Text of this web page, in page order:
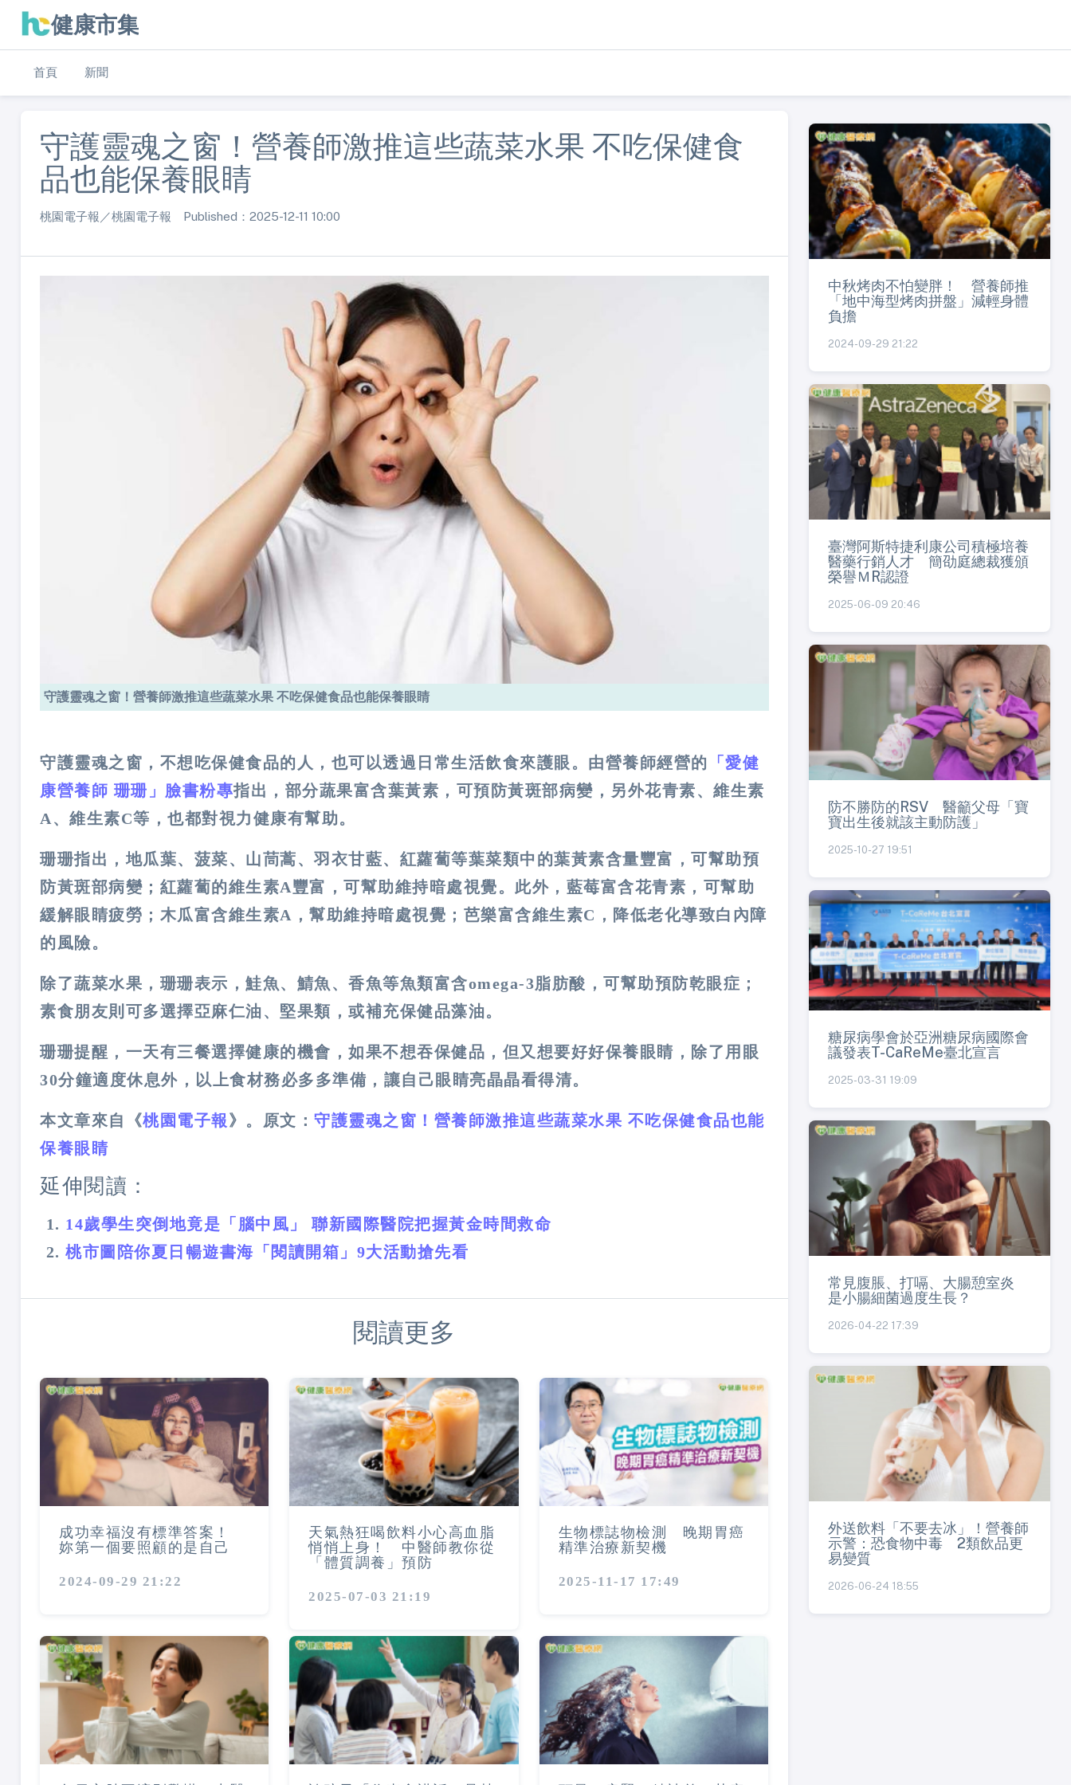
健康市集
首頁 新聞
守護靈魂之窗！營養師激推這些蔬菜水果 不吃保健食
品也能保養眼睛
桃園電子報／桃園電子報 Published：2025-12-11 10:00
守護靈魂之窗！營養師激推這些蔬菜水果 不吃保健食品也能保養眼睛
守護靈魂之窗，不想吃保健食品的人，也可以透過日常生活飲食來護眼。由營養師經營的
「愛健
康營養師 珊珊」臉書粉專指出，部分蔬果富含葉黃素，可預防黃斑部病變，另外花青素、維生素
A、維生素C等，也都對視力健康有幫助。
珊珊指出，地瓜葉、菠菜、山茼蒿、羽衣甘藍、紅蘿蔔等葉菜類中的葉黃素含量豐富，可幫助預
防黃斑部病變；紅蘿蔔的維生素A豐富，可幫助維持暗處視覺。此外，藍莓富含花青素，可幫助
緩解眼睛疲勞；木瓜富含維生素A，幫助維持暗處視覺；芭樂富含維生素C，降低老化導致白內障
的風險。
除了蔬菜水果，珊珊表示，鮭魚、鯖魚、香魚等魚類富含omega-3脂肪酸，可幫助預防乾眼症；
素食朋友則可多選擇亞麻仁油、堅果類，或補充保健品藻油。
珊珊提醒，一天有三餐選擇健康的機會，如果不想吞保健品，但又想要好好保養眼睛，除了用眼
30分鐘適度休息外，以上食材務必多多準備，讓自己眼睛亮晶晶看得清。
本文章來自《桃園電子報 》。原文： 守護靈魂之窗！營養師激推這些蔬菜水果 不吃保健食品也能
保養眼睛
延伸閱讀：
14歲學生突倒地竟是「腦中風」 聯新國際醫院把握黃金時間救命
桃市圖陪你夏日暢遊書海「閱讀開箱」9大活動搶先看
閱讀更多
成功幸福沒有標準答案！
妳第一個要照顧的是自己
2024-09-29 21:22
天氣熱狂喝飲料小心高血脂
悄悄上身！ 中醫師教你從
「體質調養」預防
2025-07-03 21:19
生物標誌物檢測 晚期胃癌
精準治療新契機
2025-11-17 17:49
中秋烤肉不怕變胖！ 營養師推
「地中海型烤肉拼盤」減輕身體
負擔
2024-09-29 21:22
臺灣阿斯特捷利康公司積極培養
醫藥行銷人才 簡劭庭總裁獲頒
榮譽ＭR認證
2025-06-09 20:46
防不勝防的RSV 醫籲父母「寶
寶出生後就該主動防護」
2025-10-27 19:51
糖尿病學會於亞洲糖尿病國際會
議發表T-CaReMe臺北宣言
2025-03-31 19:09
常見腹脹、打嗝、大腸憩室炎
是小腸細菌過度生長？
2026-04-22 17:39
外送飲料「不要去冰」！營養師
示警：恐食物中毒 2類飲品更
易變質
2026-06-24 18:55